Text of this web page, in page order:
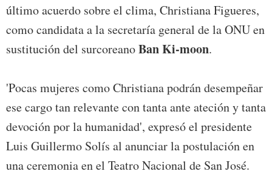
último acuerdo sobre el clima, Christiana Figueres,
como candidata a la secretaría general de la ONU en
sustitución del surcoreanoBan Ki-moon.
'Pocas mujeres como Christiana podrán desempeñar
ese cargo tan relevante con tanta ante ateción y tanta
devoción por la humanidad', expresó el presidente
Luis Guillermo Solís al anunciar la postulación en
una ceremonia en el Teatro Nacional de San José.